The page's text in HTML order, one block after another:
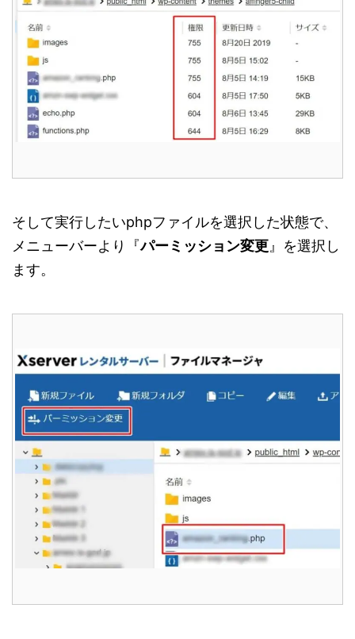
そして実行したいphpファイルを選択した状態で、
メニューバーより『パーミッション変更 』を選択し
ます。